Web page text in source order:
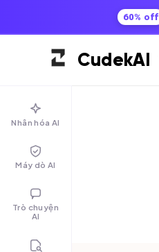
60% off
CudekAI
Nhân hóa AI
Máy dò AI
Trò chuyện
AI